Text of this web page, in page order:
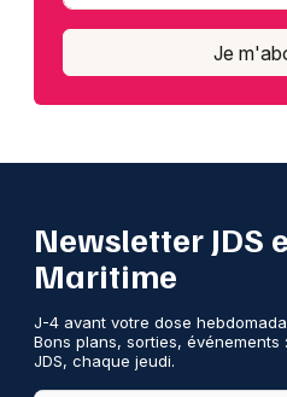
Je
Newsletter JDS
Maritime
J-4 avant votre dose
Bons plans, sorties,
JDS, chaque jeudi.